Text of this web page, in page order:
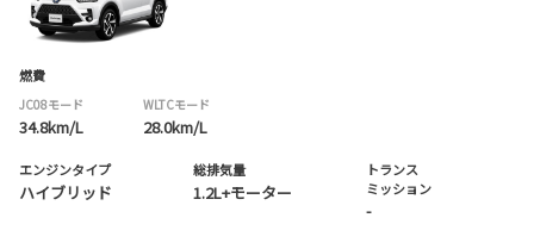
燃費
JC08モード
34.8km/L
WLTCモード
28.0km/L
エンジンタイプ
ハイブリッド
総排気量
1.2L+モーター
トランス
ミッション
-